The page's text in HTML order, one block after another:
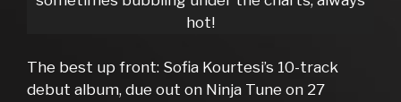
hot!
The best up front: Sofia Kourtesi’s 10-track
debut album, due out on Ninja Tune on 27